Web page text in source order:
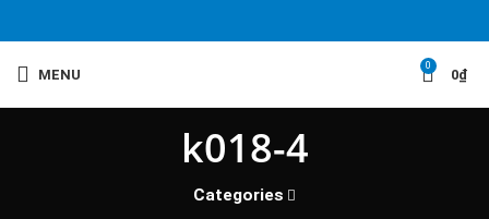
MENU
0
0₫
k018-4
Categories